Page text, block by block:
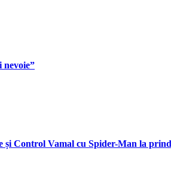
nevoie”
și Control Vamal cu Spider-Man la